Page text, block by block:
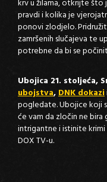
krv u žilama, otkrijte što
pravdi i kolika je
ponovi zlodjelo.
zamršenih slučajeva te
potrebne da bi se
Ubojica 21. stoljeća,
ubojstva,DNK dokazi
pogledate. Ubojice koji
će vam da zločin ne
intrigantne i istinite krimi
DOX TV-u.